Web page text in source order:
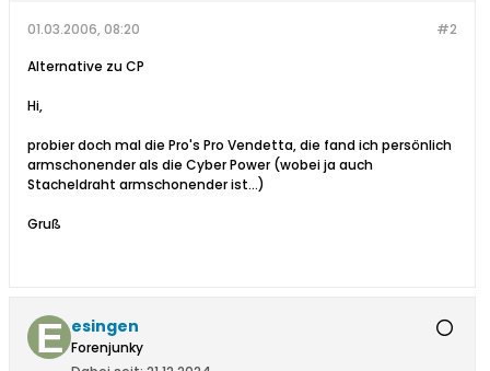
#2
01.03.2006, 08:20
Alternative zu CP
Hi,
probier doch mal die Pro's Pro Vendetta, die fand ich persönlich
armschonender als die Cyber Power (wobei ja auch
Stacheldraht armschonender ist...)
Gruß
esingen
Forenjunky